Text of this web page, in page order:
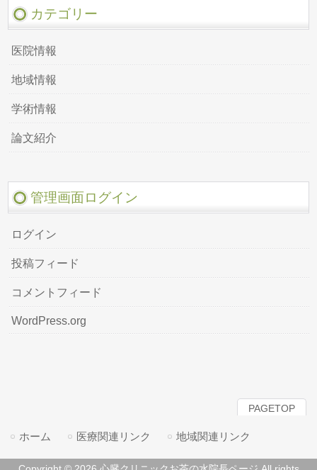
カテゴリー
医院情報
地域情報
学術情報
論文紹介
管理画面ログイン
ログイン
投稿フィード
コメントフィード
WordPress.org
PAGETOP
ホーム 医療関連リンク 地域関連リンク